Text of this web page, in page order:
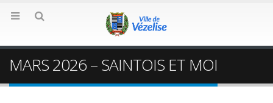
MARS 2026 – SAINTOIS ET MOI